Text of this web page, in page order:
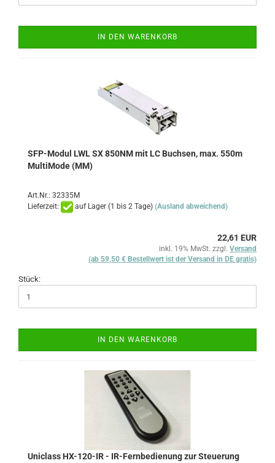
IN DEN WARENKORB
SFP-Modul LWL SX 850NM mit LC Buchsen, max. 550m
MultiMode (MM)
Art.Nr.: 32335M
Lieferzeit:
auf Lager (1 bis 2 Tage) (Ausland abweichend)
22,61 EUR
inkl. 19% MwSt. zzgl. Versand
(ab 59,50 € Bestellwert ist der Versand in DE gratis)
Stück:
IN DEN WARENKORB
Uniclass HX-120-IR - IR-Fernbedienung zur Steuerung